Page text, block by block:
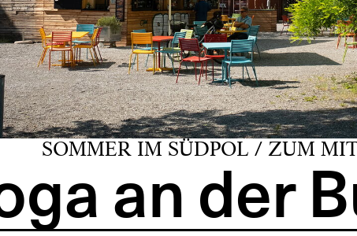
SOMMER IM SÜDPOL / ZUM
an der